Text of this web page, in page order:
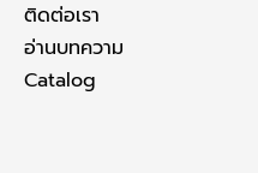
ติดต่อเรา
อ่านบทความ
Catalog